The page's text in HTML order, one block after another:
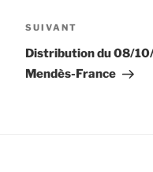
Article
suivant
SUIVANT
Distribution du 08/
Mendès-France